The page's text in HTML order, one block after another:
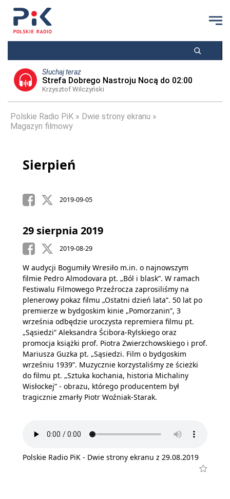
Słuchaj teraz
Strefa Dobrego Nastroju Nocą do 02:00
Krzysztof Wilczyński
Polskie Radio PiK
Dwie strony ekranu
Magazyn filmowy
Sierpień
2019-09-05
29 sierpnia 2019
2019-08-29
W audycji Bogumiły Wresiło m.in. o najnowszym
filmie Pedro Almodovara pt. „Ból i blask”. W ramach
Festiwalu Filmowego Przeźrocza zaprosiliśmy na
plenerowy pokaz filmu „Ostatni dzień lata”. 50 lat po
premierze w bydgoskim kinie „Pomorzanin”, 3
września odbędzie uroczysta repremiera filmu pt.
„Sąsiedzi” Aleksandra Ścibora-Rylskiego oraz
promocja książki prof. Piotra Zwierzchowskiego i prof.
Mariusza Guzka pt. „Sąsiedzi. Film o bydgoskim
wrześniu 1939”. Muzycznie korzystaliśmy ze ścieżki
do filmu pt. „Sztuka kochania, historia Michaliny
Wisłockej” - obrazu, którego producentem był
tragicznie zmarły Piotr Woźniak-Starak.
Polskie Radio PiK - Dwie strony ekranu z 29.08.2019